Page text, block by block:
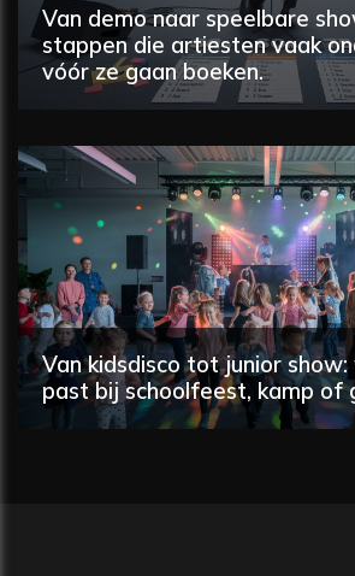
Van demo naar speelbare
stappen die artiesten vaak
vóór ze gaan boeken.
Van kidsdisco tot junior
past bij schoolfeest, kamp of